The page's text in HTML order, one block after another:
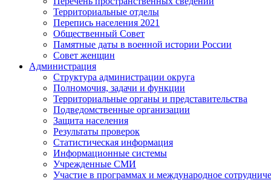
Территориальные отделы
Перепись населения 2021
Общественный Совет
Памятные даты в военной истории России
Совет женщин
Администрация
Структура администрации округа
Полномочия, задачи и функции
Территориальные органы и представительства
Подведомственные организации
Защита населения
Результаты проверок
Статистическая информация
Информационные системы
Учрежденные СМИ
Участие в программах и международное